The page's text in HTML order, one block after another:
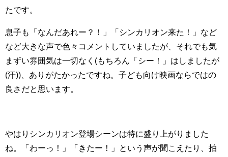
たです。
息子も「なんだあれー？！」「シンカリオン来た！」など
など大きな声で色々コメントしていましたが、それでも気
まずい雰囲気は一切なく(もちろん「シー！」はしましたが
(汗))、ありがたかったですね。子ども向け映画ならではの
良さだと思います。
やはりシンカリオン登場シーンは特に盛り上がりました
ね。「わーっ！」「きたー！」という声が聞こえたり、拍